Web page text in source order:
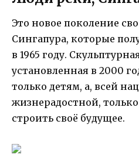
Это новое поколение
Сингапура, которые
в 1965 году.
установленная в 2000
только детям, а, всей
жизнерадостной,
строить своё будущее.